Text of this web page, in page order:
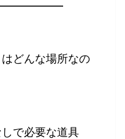
どんな場所なの
で必要な道具